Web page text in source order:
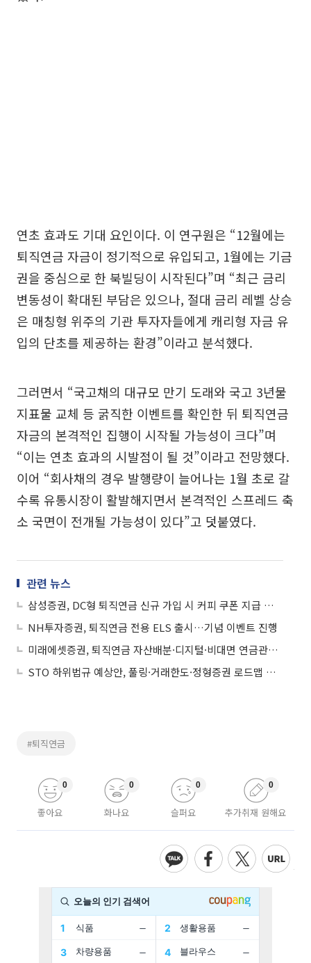
연초 효과도 기대 요인이다. 이 연구원은 “12월에는
퇴직연금 자금이 정기적으로 유입되고, 1월에는 기금
권을 중심으로 한 북빌딩이 시작된다”며 “최근 금리
변동성이 확대된 부담은 있으나, 절대 금리 레벨 상승
은 매칭형 위주의 기관 투자자들에게 캐리형 자금 유
입의 단초를 제공하는 환경”이라고 분석했다.
그러면서 “국고채의 대규모 만기 도래와 국고 3년물
지표물 교체 등 굵직한 이벤트를 확인한 뒤 퇴직연금
자금의 본격적인 집행이 시작될 가능성이 크다”며
“이는 연초 효과의 시발점이 될 것”이라고 전망했다.
이어 “회사채의 경우 발행량이 늘어나는 1월 초로 갈
수록 유통시장이 활발해지면서 본격적인 스프레드 축
소 국면이 전개될 가능성이 있다”고 덧붙였다.
관련 뉴스
삼성증권, DC형 퇴직연금 신규 가입 시 커피 쿠폰 지급 이벤트
NH투자증권, 퇴직연금 전용 ELS 출시…기념 이벤트 진행
미래에셋증권, 퇴직연금 자산배분·디지털·비대면 연금관리 인프라 두각
STO 하위법규 예상안, 풀링·거래한도·정형증권 로드맵 제시
#퇴직연금
좋아요
0
화나요
0
슬퍼요
0
추가취재 원해요
0